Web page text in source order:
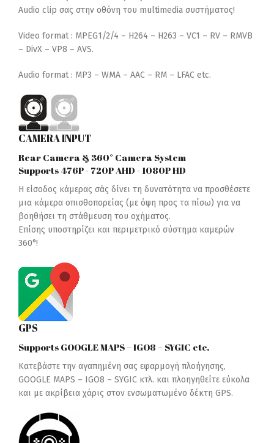
Audio clip σας στην οθόνη του multimedia συστήματος!
Video format : MPEG1/2/4 – H264 – H263 – VC1 – RV – RMVB
– DivX – VP8 – AVS.
Audio format : MP3 – WMA – AAC – RM – LFAC etc.
CAMERA INPUT
Rear Camera & 360° Camera System
Supports 476P - 720P AHD - 1080P HD
Η είσοδος κάμερας σάς δίνει τη δυνατότητα να προσθέσετε
μια κάμερα οπισθοπορείας (με όψη προς τα πίσω) για να
βοηθήσει τη στάθμευση του οχήματος.
Επίσης υποστηρίζει και περιμετρικό σύστημα καμερών
360°!
GPS
Supports GOOGLE MAPS – IGO8 – SYGIC etc.
Κατεβάστε την αγαπημένη σας εφαρμογή πλοήγησης,
GOOGLE MAPS – IGO8 – SYGIC κτλ. και πλοηγηθείτε εύκολα
και με ακρίβεια χάρις στον ενσωματωμένο δέκτη GPS.